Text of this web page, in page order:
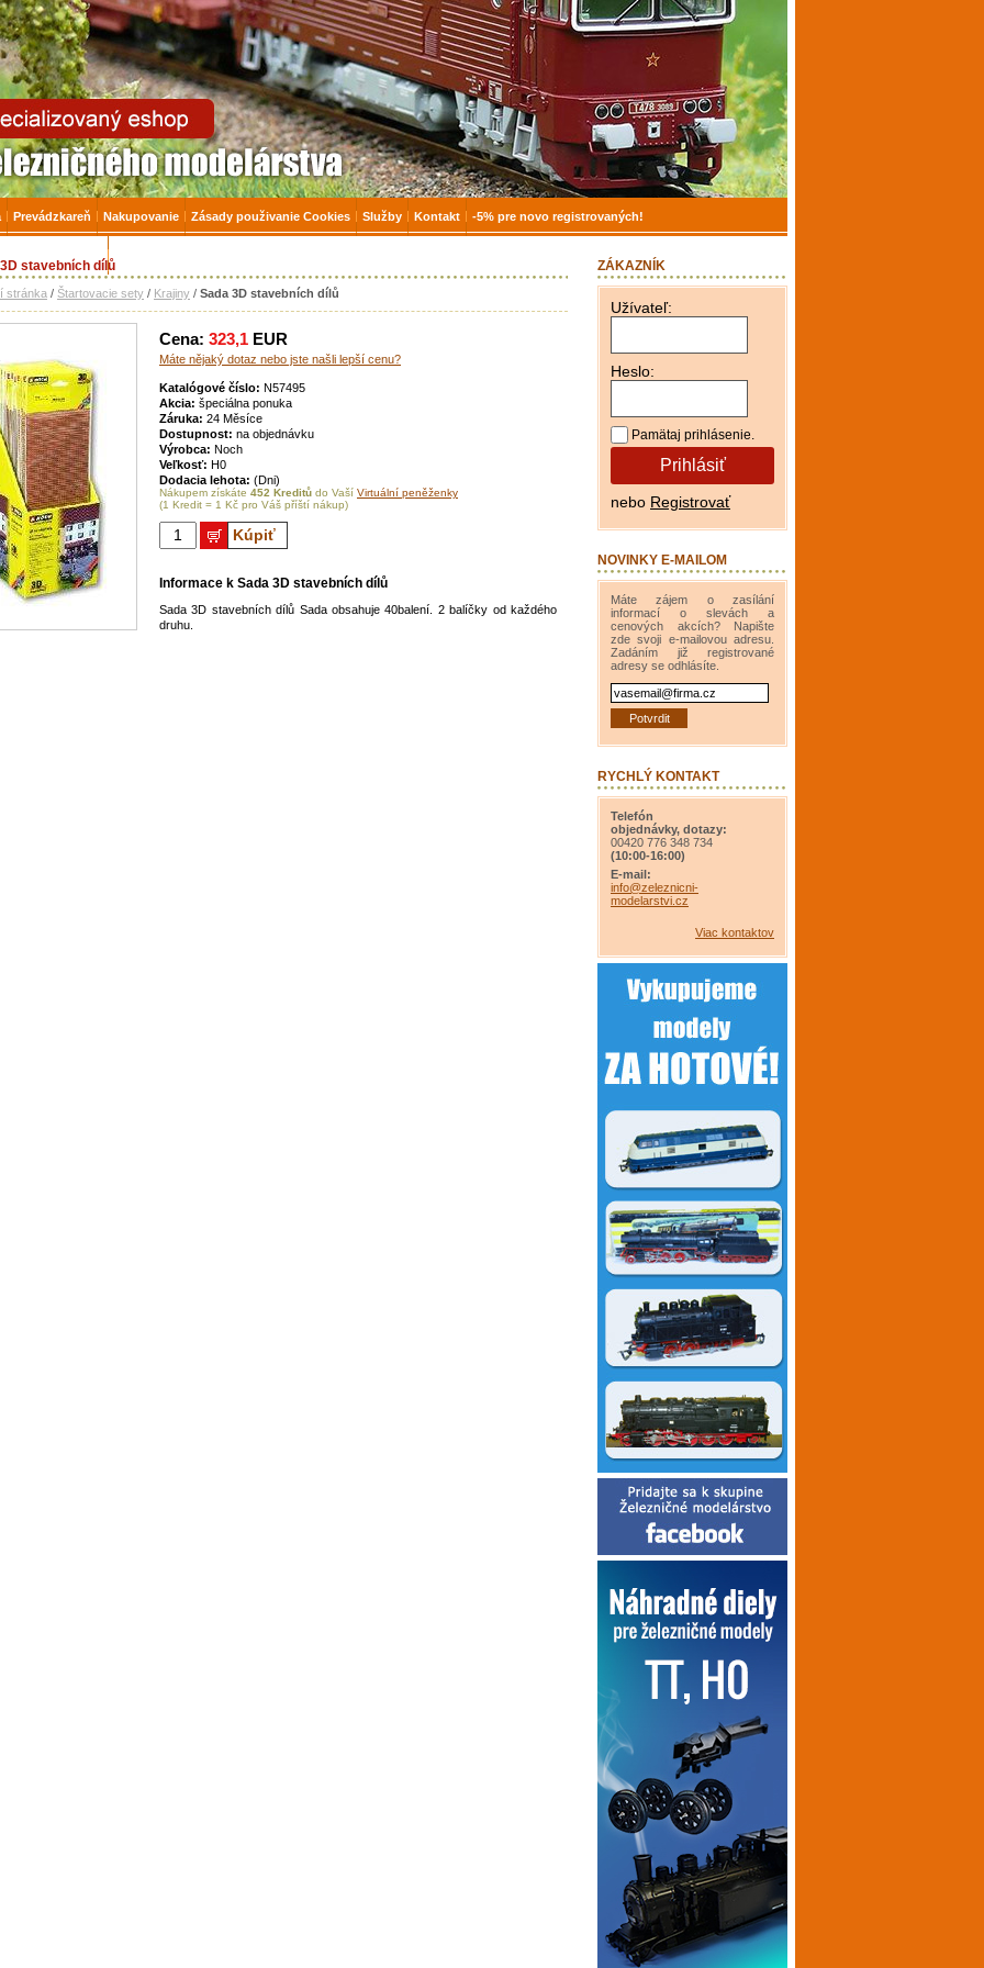
stavebních dílů
stránka / Štartovacie sety / Krajiny / Sada 3D stavebních dílů
Cena: 323,1 EUR
Máte nějaký dotaz nebo jste našli lepší cenu?
Katalógové číslo: N57495
Akcia: špeciálna ponuka
Záruka: 24 Měsíce
Dostupnost: na objednávku
Výrobca: Noch
Veľkosť: H0
Dodacia lehota: (Dni)
Nákupem získáte 452 Kreditů do Vaší Virtuální peněženky
(1 Kredit = 1 Kč pro Váš příští nákup)
Kúpiť
Informace k Sada 3D stavebních dílů
Sada 3D stavebních dílů Sada obsahuje 40balení. 2 balíčky od každého
druhu.
ZÁKAZNÍK
Užívateľ:
Heslo:
Pamätaj prihlásenie.
Prihlásiť
nebo Registrovať
NOVINKY E-MAILOM
Máte zájem o zasílání
informací o slevách a
cenových akcích? Napište
zde svoji e-mailovou adresu.
Zadáním již registrované
adresy se odhlásíte.
RYCHLÝ KONTAKT
Telefón
objednávky, dotazy:
00420 776 348 734
(10:00-16:00)
E-mail:
info@zeleznicni-
modelarstvi.cz
Viac kontaktov
modelárstvo, modely, TT, H0, mašinky
Prevádzkareň Nakupovanie Zásady použivanie Cookies Služby Kontakt -5% pre novo registrovaných!